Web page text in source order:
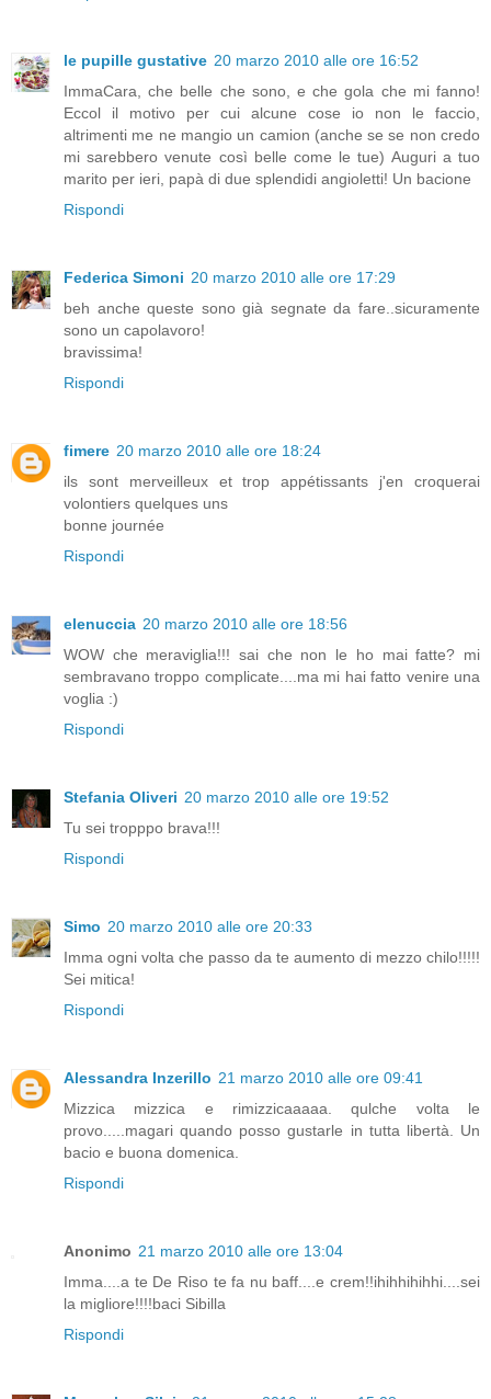
le pupille gustative 20 marzo 2010 alle ore 16:52
ImmaCara, che belle che sono, e che gola che mi fanno!
Eccol il motivo per cui alcune cose io non le faccio,
altrimenti me ne mangio un camion (anche se se non credo
mi sarebbero venute così belle come le tue) Auguri a tuo
marito per ieri, papà di due splendidi angioletti! Un bacione
Rispondi
Federica Simoni 20 marzo 2010 alle ore 17:29
beh anche queste sono già segnate da fare..sicuramente
sono un capolavoro!
bravissima!
Rispondi
fimere 20 marzo 2010 alle ore 18:24
ils sont merveilleux et trop appétissants j'en croquerai
volontiers quelques uns
bonne journée
Rispondi
elenuccia 20 marzo 2010 alle ore 18:56
WOW che meraviglia!!! sai che non le ho mai fatte? mi
sembravano troppo complicate....ma mi hai fatto venire una
voglia :)
Rispondi
Stefania Oliveri 20 marzo 2010 alle ore 19:52
Tu sei tropppo brava!!!
Rispondi
Simo 20 marzo 2010 alle ore 20:33
Imma ogni volta che passo da te aumento di mezzo chilo!!!!!
Sei mitica!
Rispondi
Alessandra Inzerillo 21 marzo 2010 alle ore 09:41
Mizzica mizzica e rimizzicaaaaa. qulche volta le
provo.....magari quando posso gustarle in tutta libertà. Un
bacio e buona domenica.
Rispondi
Anonimo 21 marzo 2010 alle ore 13:04
Imma....a te De Riso te fa nu baff....e crem!!ihihhihihhi....sei
la migliore!!!!baci Sibilla
Rispondi